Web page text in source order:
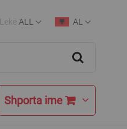
Currency
Lekë ALL
Language
AL
Shporta ime